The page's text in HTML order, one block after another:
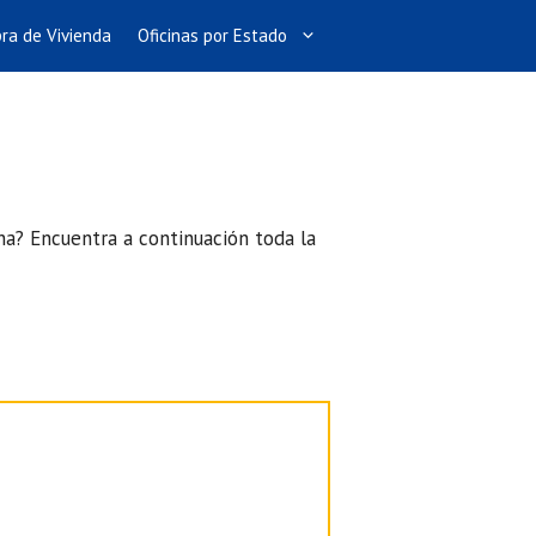
de Vivienda Oficinas por Estado
Encuentra a continuación toda la